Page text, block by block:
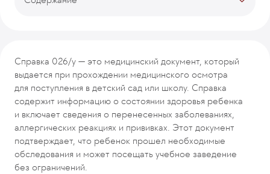
Врачи-кураторы
Отзывы
Рекомендуемые программы
Справка 026/у — это медицинский документ, который
выдается при прохождении медицинского осмотра
для поступления в детский сад или школу. Справка
содержит информацию о состоянии здоровья ребенка
и включает сведения о перенесенных заболеваниях,
аллергических реакциях и прививках. Этот документ
подтверждает, что ребенок прошел необходимые
обследования и может посещать учебное заведение
без ограничений.